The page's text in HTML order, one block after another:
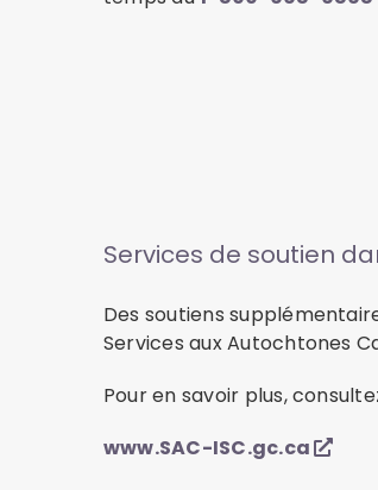
Services de soutien
Des soutiens
Services aux Autochtones
Pour en savoir plus,
www.SAC-ISC.gc.ca